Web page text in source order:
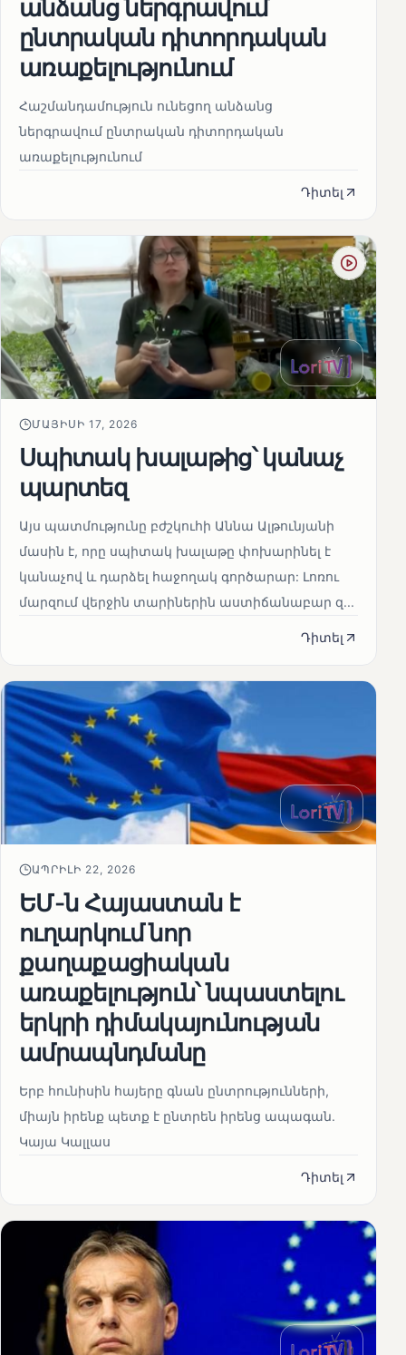
անձանց ներգրավում
ընտրական դիտորդական
առաքելությունում
Հաշմանդամություն ունեցող անձանց
ներգրավում ընտրական դիտորդական
առաքելությունում
Դիտել
ՄԱՅԻՍԻ 17, 2026
Սպիտակ խալաթից՝ կանաչ
պարտեզ
Այս պատմությունը բժշկուհի Աննա Ալթունյանի
մասին է, որը սպիտակ խալաթը փոխարինել է
կանաչով և դարձել հաջողակ գործարար: Լոռու
մարզում վերջին տարիներին աստիճանաբար զ...
Դիտել
ԱՊՐԻԼԻ 22, 2026
ԵՄ-ն Հայաստան է
ուղարկում նոր
քաղաքացիական
առաքելություն՝ նպաստելու
երկրի դիմակայունության
ամրապնդմանը
Երբ հունիսին հայերը գնան ընտրությունների,
միայն իրենք պետք է ընտրեն իրենց ապագան.
Կայա Կալլաս
Դիտել